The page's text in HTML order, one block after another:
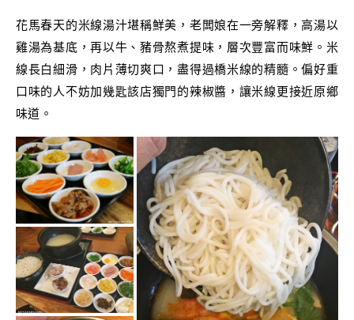
花馬春天的米線湯汁堪稱鮮美，老闆娘在一旁解釋，高湯以
雞湯為基底，再以牛、豬骨熬煮提味，層次豐富而味鮮。米
線長白細滑，肉片薄切爽口，盡得過橋米線的精髓。偏好重
口味的人不妨加幾匙該店獨門的辣椒醬，讓米線更接近原鄉
味道。